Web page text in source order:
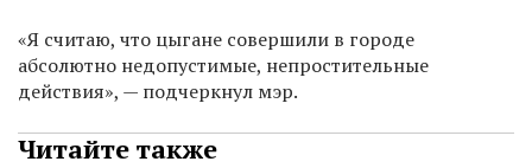
«Я считаю, что цыгане совершили в городе
абсолютно недопустимые, непростительные
действия», — подчеркнул мэр.
Читайте также